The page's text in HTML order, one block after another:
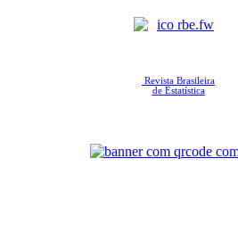
Revista Brasileira
de Estatística